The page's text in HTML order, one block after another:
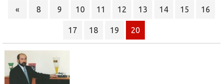
« 8 9 10 11 12 13 14 15 16
17 18 19 20